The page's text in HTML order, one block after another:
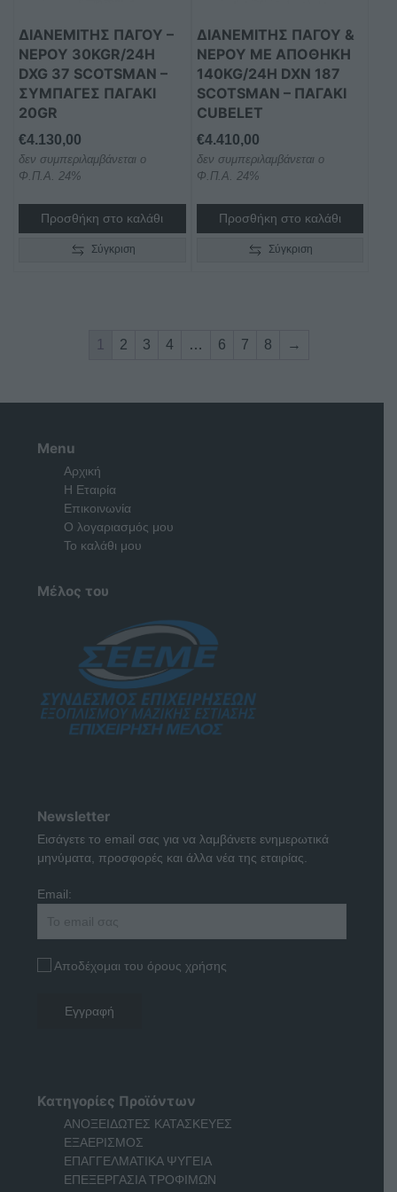
ΔΙΑΝΕΜΙΤΗΣ ΠΑΓΟΥ –
ΝΕΡΟΥ 30KGR/24H
DXG 37 SCOTSMAN –
ΣΥΜΠΑΓΈΣ ΠΑΓΆΚΙ
20GR
€4.130,00
δεν συμπεριλαμβάνεται ο
Φ.Π.Α. 24%
Προσθήκη στο καλάθι
Σύγκριση
ΔΙΑΝΕΜΙΤΗΣ ΠΑΓΟΥ &
ΝΕΡΟΥ ΜΕ ΑΠΟΘΉΚΗ
140KG/24H DXN 187
SCOTSMAN – ΠΑΓΆΚΙ
CUBELET
€4.410,00
δεν συμπεριλαμβάνεται ο
Φ.Π.Α. 24%
Προσθήκη στο καλάθι
Σύγκριση
1 2 3 4 … 6 7 8 →
Menu
Αρχική
Η Εταιρία
Επικοινωνία
Ο λογαριασμός μου
Το καλάθι μου
Μέλος του
Newsletter
Εισάγετε το email σας για να λαμβάνετε ενημερωτικά
μηνύματα, προσφορές και άλλα νέα της εταιρίας.
Email:
Αποδέχομαι του όρους χρήσης
Κατηγορίες Προϊόντων
ΑΝΟΞΕΙΔΩΤΕΣ ΚΑΤΑΣΚΕΥΕΣ
ΕΞΑΕΡΙΣΜΟΣ
ΕΠΑΓΓΕΛΜΑΤΙΚΑ ΨΥΓΕΙΑ
ΕΠΕΞΕΡΓΑΣΙΑ ΤΡΟΦΙΜΩΝ